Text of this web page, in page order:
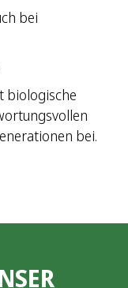
bei
biologische
bei.